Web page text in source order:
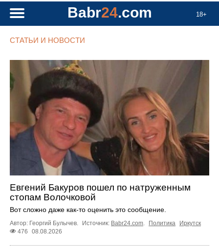
18+
Babr24.com
СТАТЬИ И НОВОСТИ
Евгений Бакуров пошел по натруженным
стопам Волочковой
Вот сложно даже как-то оценить это сообщение.
Автор: Георгий Булычев. Источник: Babr24.com Политика
Иркутск
476
08.08.2026